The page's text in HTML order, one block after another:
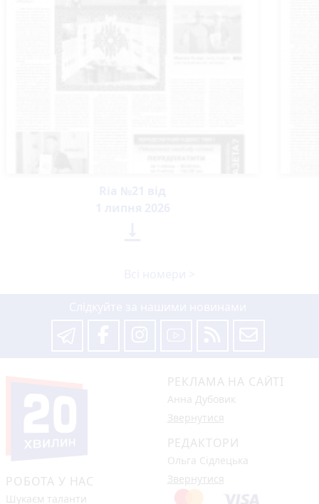
РОБОТА У НАС
Шукаєм таланти
РЕКЛАМА НА САЙТІ
Анна Дубовик
Звернутися
РЕДАКТОРИ
Ольга Сідлецька
Звернутися